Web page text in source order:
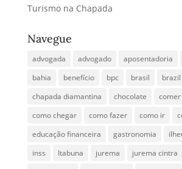
Turismo na Chapada
Navegue
advogada advogado aposentadoria
bahia
benefício bpc brasil brazil
chapada diamantina
chocolate
como chegar
como fazer como ir
educação financeira
gastronomia
inss
Itabuna jurema jurema cintra